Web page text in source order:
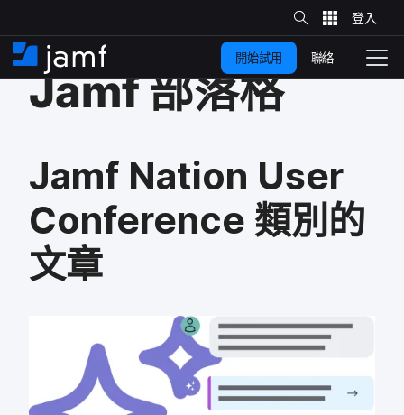
​
至
​
主
網
站
​ 搜
尋
住
家
切
換
開始試用 聯絡
Jamf部​落格
Jamf Nation User
Conference 類別​的​
文章